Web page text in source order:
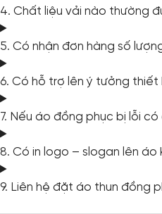
4. Chất liệu vải nào thường
5. Có nhận đơn hàng số
6. Có hỗ trợ lên ý tưởng thiết
7. Nếu áo đồng phục bị lỗi
8. Có in logo – slogan lên áo
9. Liên hệ đặt áo thun đồng